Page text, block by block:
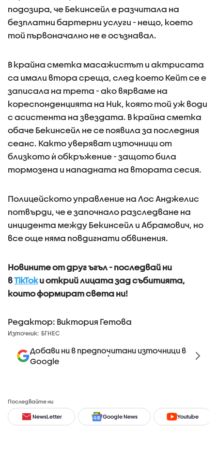
подозира, че Бекинсейл е разчитала на
безплатни бартерни услуги - нещо, което
той първоначално не е осъзнавал.
В крайна сметка масажистът и актрисата
са имали втора среща, след което Кейт се е
записала на трета - ако вярваме на
кореспонденцията на Ник, която той уж води
с асистента на звездата. В крайна сметка
обаче Бекинсейл не се появила за последния
сеанс. Както уверяват източници от
близкото ѝ обкръжение - защото била
тормозена и нападната на втората сесия.
Полицейското управление на Лос Анджелис
потвърди, че е започнало разследване на
инцидента между Бекинсейл и Абрамович, но
все още няма повдигнати обвинения.
Новините от друг ъгъл - последвай ни
вTikTokи открий лицата зад събитията,
които формират света ни!
Редактор: Виктория Гетова
Източник: БГНЕС
Добави ни в предпочитани източници в
Google
Последвайте ни
NewsLetter Google News Youtube